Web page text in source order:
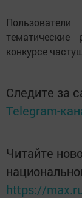
конкурсе
Следите за
Telegram-
Читайте
https://